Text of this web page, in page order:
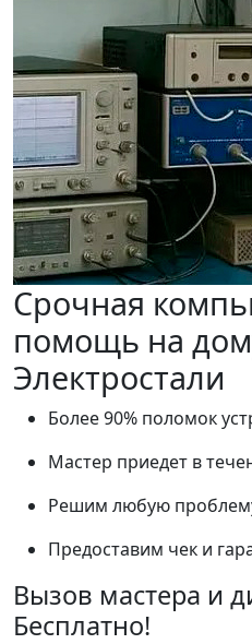
Срочная
помощь на
Электростали
Более 90% поломок
Мастер приедет в
Решим любую
Предоставим чек и
Вызов мастера и
Бесплатно!